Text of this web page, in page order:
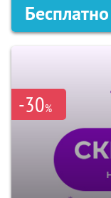
Бесплатно
-30%